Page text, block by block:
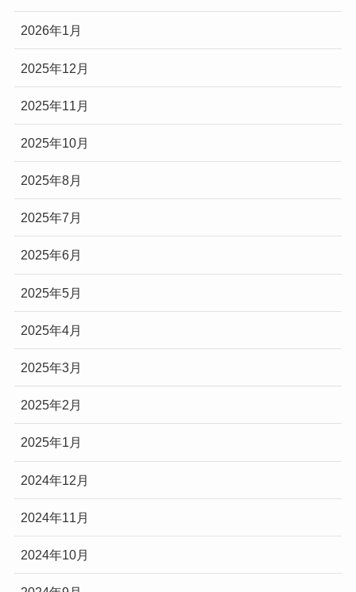
2026年1月
2025年12月
2025年11月
2025年10月
2025年8月
2025年7月
2025年6月
2025年5月
2025年4月
2025年3月
2025年2月
2025年1月
2024年12月
2024年11月
2024年10月